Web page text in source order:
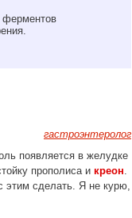
ферментов
гастроэнтеролог
появляется в желудке
прополиса и креон.
этим сделать. Я не курю,